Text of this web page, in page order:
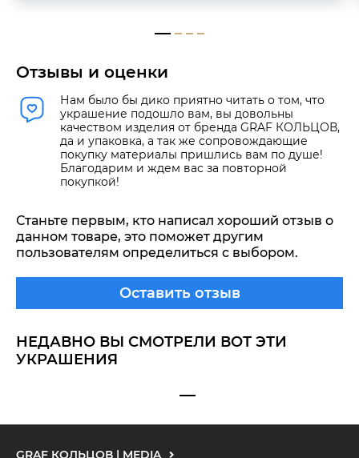
Отзывы и оценки
Нам было бы дико приятно читать о том, что
украшение подошло вам, вы довольны
качеством изделия от бренда GRAF КОЛЬЦОВ,
да и упаковка, а так же сопровождающие
покупку материалы пришлись вам по душе!
Благодарим и ждем вас за повторной
покупкой!
Оставить отзыв
Станьте первым, кто написал хороший отзыв о
данном товаре, это поможет другим
пользователям определиться с выбором.
НЕДАВНО ВЫ СМОТРЕЛИ ВОТ ЭТИ
УКРАШЕНИЯ
GRAF КОЛЬЦОВ | MEDIA